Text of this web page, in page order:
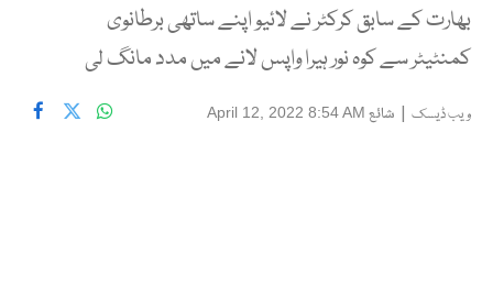
بھارت کے سابق کرکٹر نے لائیو اپنے ساتھی برطانوی
کمنٹیٹر سے کوہ نور ہیرا واپس لانے میں مدد مانگ لی
ویب ڈیسک | شائع April 12, 2022 8:54 AM